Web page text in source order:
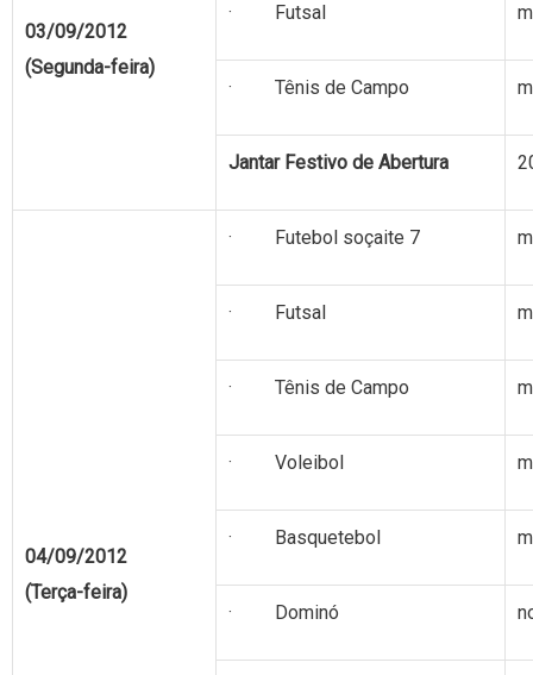
03/09/2012
(Segunda-feira)
· Futsal
· Tênis de Campo
Jantar Festivo de Abertura
04/09/2012
(Terça-feira)
· Futebol soçaite 7
· Futsal
· Tênis de Campo
· Voleibol
· Basquetebol
· Dominó